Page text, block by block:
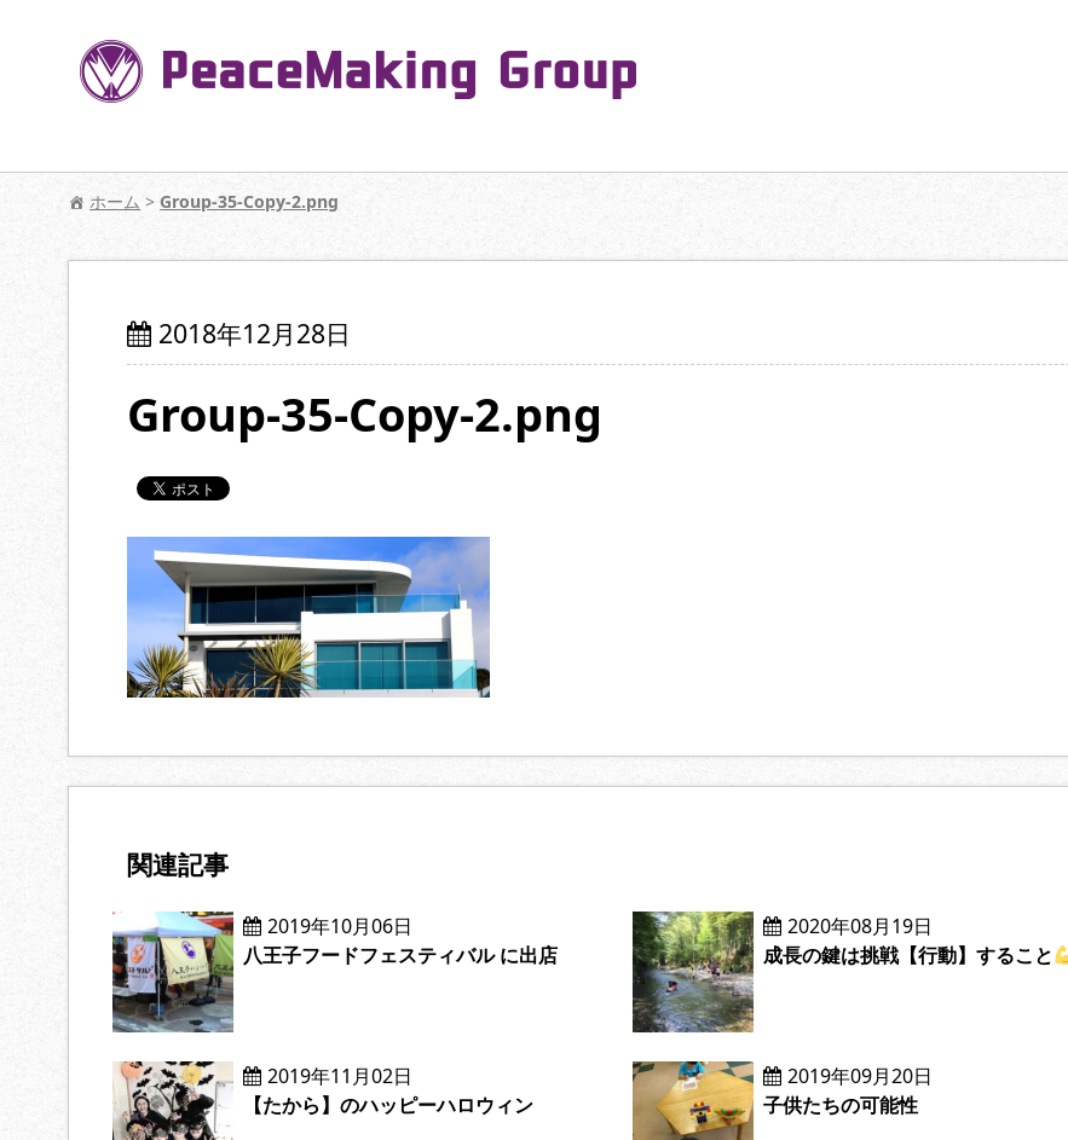
ホーム >Group-35-Copy-2.png
2018年12月28日
Group-35-Copy-2.png
関連記事
2019年10月06日
八王子フードフェスティバル に出店
2020年08月19日
成長の鍵は挑戦【行動】すること
2019年11月02日
【たから】のハッピーハロウィン
2019年09月20日
子供たちの可能性